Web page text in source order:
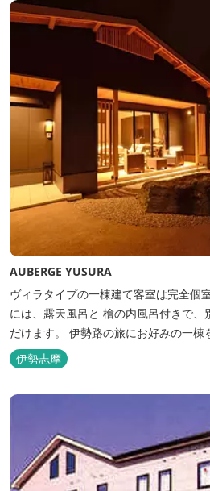
AUBERGE YUSURA
ヴィラタイプの一棟建て客室は完全個
には、露天風呂と 檜の内風呂付きで、
だけます。 伊勢路の旅にお好みの一棟
「AUBERGE YUSURA」が大切にして
らではの「ひと手間」のおもてなし。
様の伊勢路の旅に寄り添う宿となれる
伊勢志摩